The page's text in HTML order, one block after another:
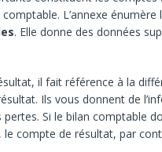
L’annexe
. Elle donne des données
il fait référence à la
Ils vous donnent de
Si le bilan comptable
le compte de résultat, par